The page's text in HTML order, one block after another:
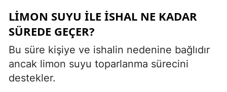
LIMON SUYU ILE ISHAL NE KADAR
SÜREDE GEÇER?
Bu süre kişiye ve ishalin nedenine bağlıdır
ancak limon suyu toparlanma sürecini
destekler.